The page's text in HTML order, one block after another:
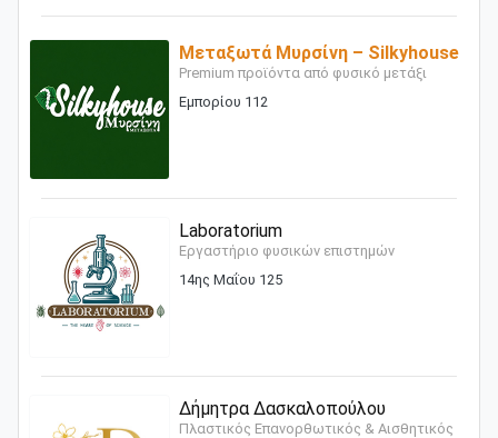
Μεταξωτά Μυρσίνη – Silkyhouse
Premium προϊόντα από φυσικό μετάξι
Εμπορίου 112
Laboratorium
Εργαστήριο φυσικών επιστημών
14ης Μαΐου 125
Δήμητρα Δασκαλοπούλου
Πλαστικός Επανορθωτικός & Αισθητικός